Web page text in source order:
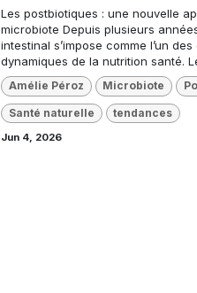
Les postbiotiques : une nouvelle
microbiote Depuis plusieurs
intestinal s’impose comme l’un
dynamiques de la nutrition santé.
Amélie Péroz Microbiote
Santé naturelle tendances
Jun 4, 2026